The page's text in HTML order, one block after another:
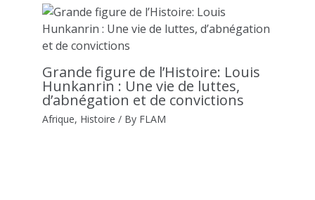
Grande figure de l’Histoire: Louis
Hunkanrin : Une vie de luttes,
d’abnégation et de convictions
Afrique, Histoire / By FLAM